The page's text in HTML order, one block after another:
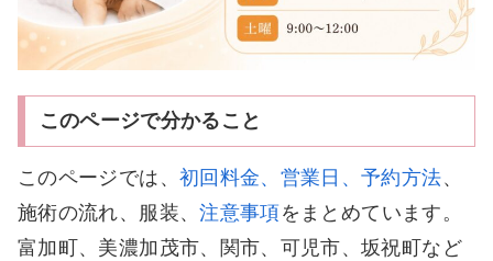
このページで分かること
このページでは、 初回料金、営業日、予約方法、
施術の流れ、服装、注意事項をまとめています。
富加町、美濃加茂市、関市、可児市、坂祝町など